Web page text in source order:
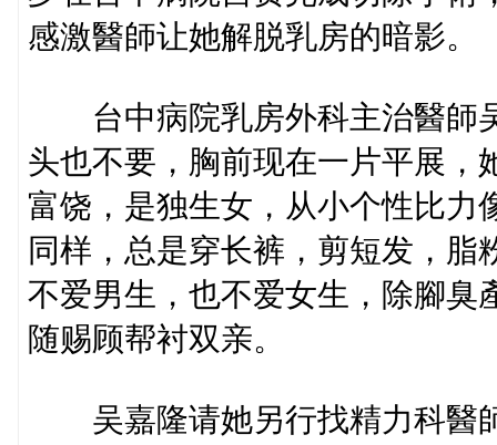
感激醫師让她解脱乳房的暗影。
台中病院乳房外科主治醫師
头也不要，胸前现在一片平展，
富饶，是独生女，从小个性比力
同样，总是穿长裤，剪短发，
不爱男生，也不爱女生，除腳臭
随赐顾帮衬双亲。
吴嘉隆请她另行找精力科醫